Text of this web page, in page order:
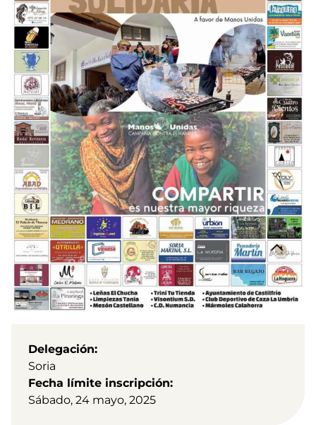
Delegación
Soria
Fecha límite inscripción
Sábado, 24 mayo, 2025